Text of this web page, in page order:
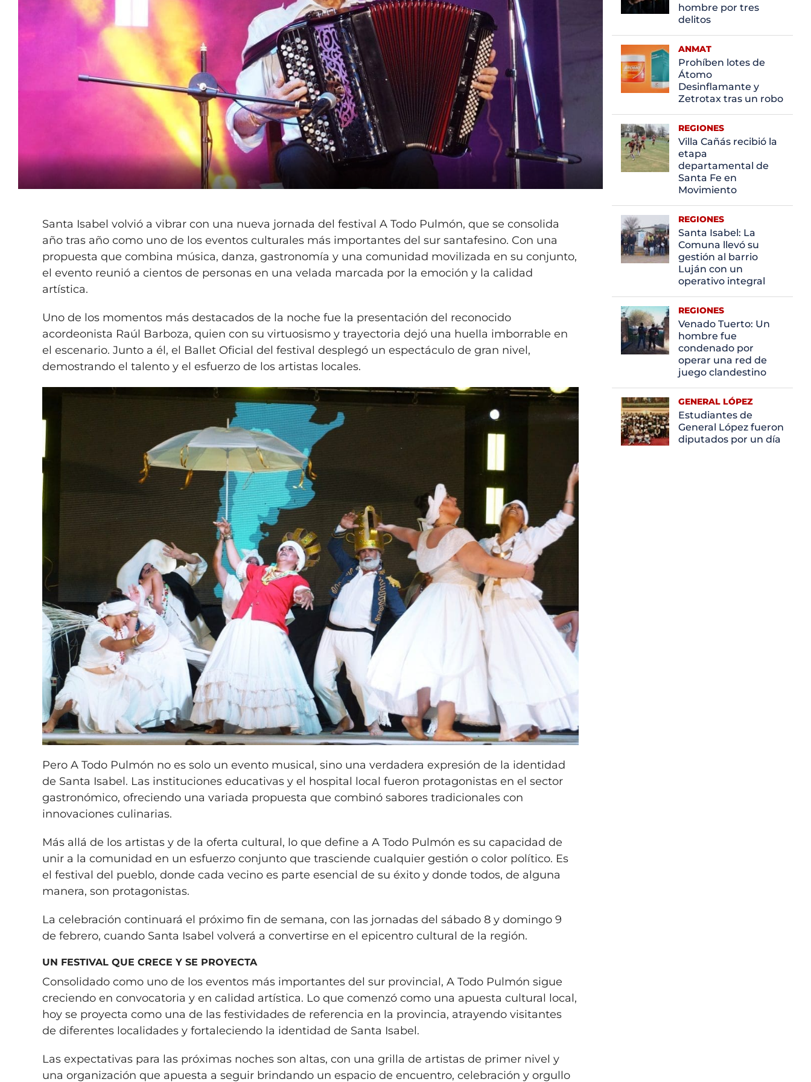
Santa Isabel volvió a vibrar con una nueva jornada del festival A Todo Pulmón, que se consolida
año tras año como uno de los eventos culturales más importantes del sur santafesino. Con una
propuesta que combina música, danza, gastronomía y una comunidad movilizada en su conjunto,
el evento reunió a cientos de personas en una velada marcada por la emoción y la calidad
artística.
Uno de los momentos más destacados de la noche fue la presentación del reconocido
acordeonista Raúl Barboza, quien con su virtuosismo y trayectoria dejó una huella imborrable en
el escenario. Junto a él, el Ballet Oficial del festival desplegó un espectáculo de gran nivel,
demostrando el talento y el esfuerzo de los artistas locales.
Pero A Todo Pulmón no es solo un evento musical, sino una verdadera expresión de la identidad
de Santa Isabel. Las instituciones educativas y el hospital local fueron protagonistas en el sector
gastronómico, ofreciendo una variada propuesta que combinó sabores tradicionales con
innovaciones culinarias.
Más allá de los artistas y de la oferta cultural, lo que define a A Todo Pulmón es su capacidad de
unir a la comunidad en un esfuerzo conjunto que trasciende cualquier gestión o color político. Es
el festival del pueblo, donde cada vecino es parte esencial de su éxito y donde todos, de alguna
manera, son protagonistas.
La celebración continuará el próximo fin de semana, con las jornadas del sábado 8 y domingo 9
de febrero, cuando Santa Isabel volverá a convertirse en el epicentro cultural de la región.
UN FESTIVAL QUE CRECE Y SE PROYECTA
Consolidado como uno de los eventos más importantes del sur provincial, A Todo Pulmón sigue
creciendo en convocatoria y en calidad artística. Lo que comenzó como una apuesta cultural local,
hoy se proyecta como una de las festividades de referencia en la provincia, atrayendo visitantes
de diferentes localidades y fortaleciendo la identidad de Santa Isabel.
Las expectativas para las próximas noches son altas, con una grilla de artistas de primer nivel y
una organización que apuesta a seguir brindando un espacio de encuentro, celebración y orgullo
hombre por tres
delitos
ANMAT
Prohíben lotes de
Átomo
Desinflamante y
Zetrotax tras un robo
REGIONES
Villa Cañás recibió la
etapa
departamental de
Santa Fe en
Movimiento
REGIONES
Santa Isabel: La
Comuna llevó su
gestión al barrio
Luján con un
operativo integral
REGIONES
Venado Tuerto: Un
hombre fue
condenado por
operar una red de
juego clandestino
GENERAL LÓPEZ
Estudiantes de
General López fueron
diputados por un día